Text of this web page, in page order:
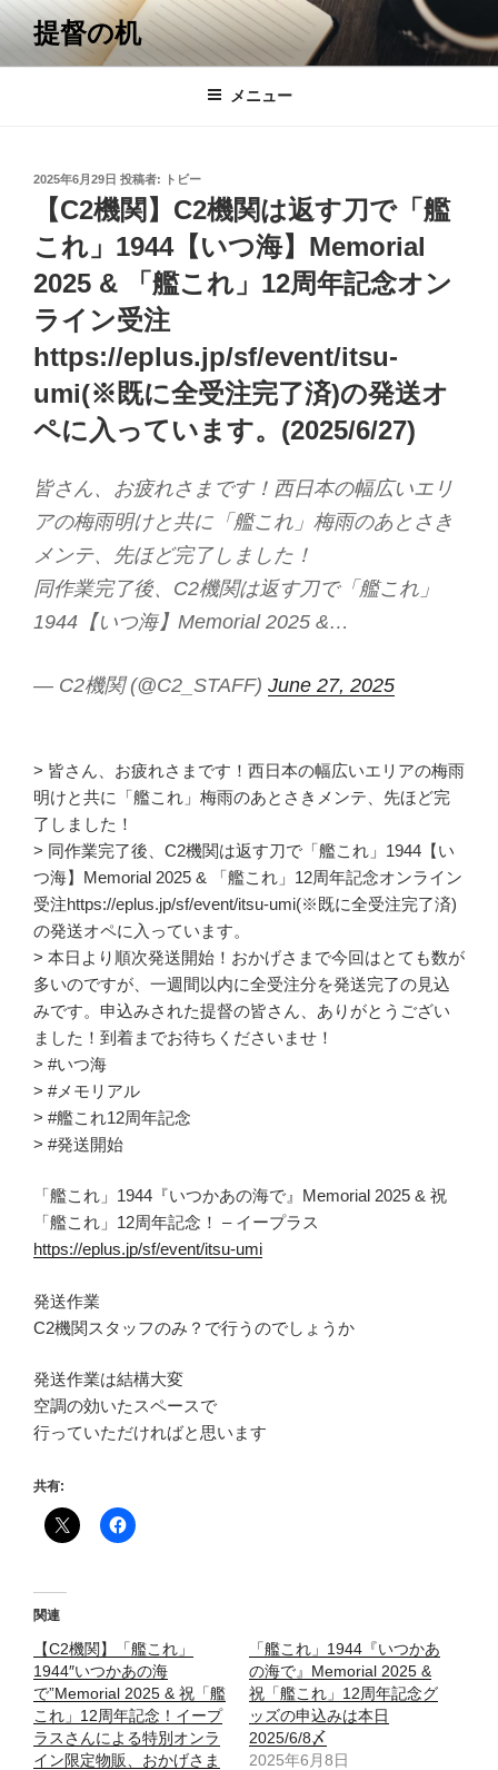
コ
テ
提督の机
メニュー
投
2025年6月29日 投稿者: トビー
【C2機関】C2機関は返す刀で「艦
これ」1944【いつ海】Memorial
2025 & 「艦これ」12周年記念オン
ライン受注
https://eplus.jp/sf/event/itsu-
umi(※既に全受注完了済)の発送オ
ペに入っています。(2025/6/27)
皆さん、お疲れさまです！西日本の幅広いエリ
アの梅雨明けと共に「艦これ」梅雨のあとさき
メンテ、先ほど完了しました！
同作業完了後、C2機関は返す刀で「艦これ」
1944【いつ海】Memorial 2025 &…
— C2機関 (@C2_STAFF) June 27, 2025
> 皆さん、お疲れさまです！西日本の幅広いエリアの梅雨
明けと共に「艦これ」梅雨のあとさきメンテ、先ほど完
了しました！
> 同作業完了後、C2機関は返す刀で「艦これ」1944【い
つ海】Memorial 2025 & 「艦これ」12周年記念オンライン
受注https://eplus.jp/sf/event/itsu-umi(※既に全受注完了済)
の発送オペに入っています。
> 本日より順次発送開始！おかげさまで今回はとても数が
多いのですが、一週間以内に全受注分を発送完了の見込
みです。申込みされた提督の皆さん、ありがとうござい
ました！到着までお待ちくださいませ！
> #いつ海
> #メモリアル
> #艦これ12周年記念
> #発送開始
「艦これ」1944『いつかあの海で』Memorial 2025 & 祝
「艦これ」12周年記念！ – イープラス
https://eplus.jp/sf/event/itsu-umi
発送作業
C2機関スタッフのみ？で行うのでしょうか
発送作業は結構大変
空調の効いたスペースで
行っていただければと思います
共有:
関連
【C2機関】「艦これ」
1944″いつかあの海
で”Memorial 2025 & 祝「艦
これ」12周年記念！イープ
ラスさんによる特別オンラ
イン限定物販、おかげさま
「艦これ」1944『いつかあ
の海で』Memorial 2025 &
祝「艦これ」12周年記念グ
ッズの申込みは本日
2025/6/8〆
2025年6月8日